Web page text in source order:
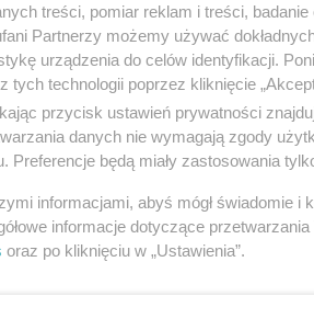
1, 83-110 Tczew
Handel i usługi
48, wyświetleń: 1820
treści, pomiar reklam i treści, badanie
Partnerzy możemy używać
urządzenia do celów identyfikacji.
tych technologii poprzez kliknięcie
przycisk ustawień prywatności
danych nie wymagają zgody
Preferencje będą miały zastosowania
informacjami, abyś mógł świadomie
informacje dotyczące
oraz po kliknięciu w „Ustawienia”.